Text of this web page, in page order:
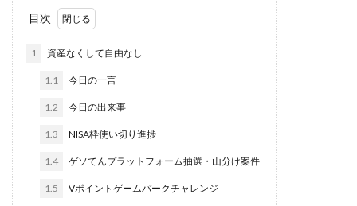
目次
1 資産なくして自由なし
1.1 今日の一言
1.2 今日の出来事
1.3 NISA枠使い切り進捗
1.4 ゲソてんプラットフォーム抽選・山分け案件
1.5 Vポイントゲームパークチャレンジ
サイドFIRE
ジェノベーゼソース
スイカ
セミリタイア
チーズリゾット
デスクワーク
ナゲット
ハンバーグ
ピーマン